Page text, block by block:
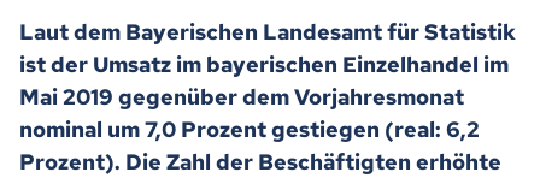
Laut dem Bayerischen Landesamt für Statistik
ist der Umsatz im bayerischen Einzelhandel im
Mai 2019 gegenüber dem Vorjahresmonat
nominal um 7,0 Prozent gestiegen (real: 6,2
Prozent). Die Zahl der Beschäftigten erhöhte